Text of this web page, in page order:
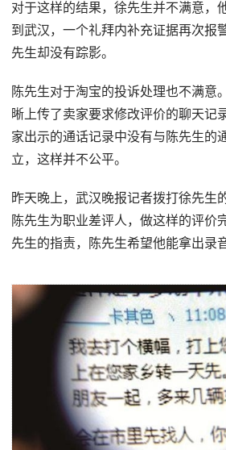
对于这样的结果，徐先生并不满意，
到武汉，一个礼拜内补充证据再次报
先生却没有踪影。
陈先生对于淘宝的投诉处理也不满意
晰上传了卖家要求修改评价的聊天记
家出示的通话记录中没有与陈先生的
立，这样并不公平。
昨天晚上，武汉晚报记者拨打徐先生
陈先生为职业差评人，做这样的评价
先生的指责，陈先生希望他能拿出录